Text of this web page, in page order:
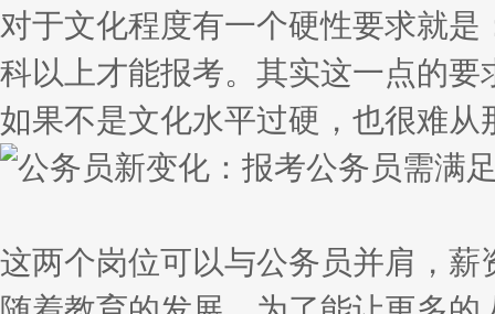
对于文化程度有一个硬性要求就
科以上才能报考。其实这一点的
如果不是文化水平过硬，也很难
这两个岗位可以与公务员并肩，